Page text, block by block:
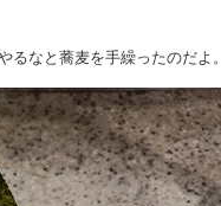
なと蕎麦を手繰ったのだよ。